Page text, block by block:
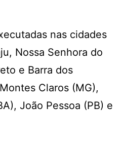
nas cidades
Nossa Senhora do
e Barra dos
Claros (MG),
João Pessoa (PB) e